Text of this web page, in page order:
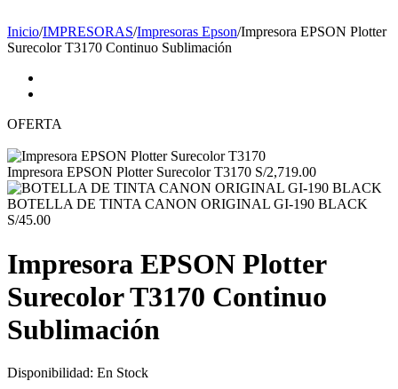
Inicio/IMPRESORAS/Impresoras Epson/Impresora EPSON Plotter
Surecolor T3170 Continuo Sublimación
OFERTA
Impresora EPSON Plotter Surecolor T3170 S/2,719.00
BOTELLA DE TINTA CANON ORIGINAL GI-190 BLACK
S/45.00
Impresora EPSON Plotter
Surecolor T3170 Continuo
Sublimación
Disponibilidad: En Stock